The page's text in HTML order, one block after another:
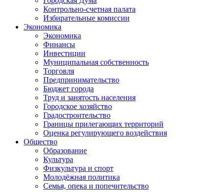
Контрольно-счетная палата
Избирательные комиссии
Экономика
Экономика
Финансы
Инвестиции
Муниципальная собственность
Торговля
Предпринимательство
Бюджет города
Труд и занятость населения
Городское хозяйство
Градостроительство
Границы прилегающих территорий
Оценка регулирующего воздействия
Общество
Образование
Культура
Физкультура и спорт
Молодёжная политика
Семья, опека и попечительство